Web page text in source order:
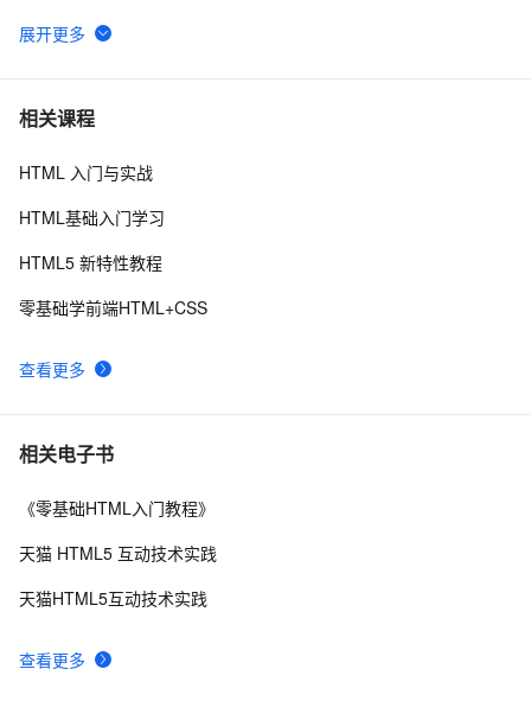
6
【01】完成新年倒计时页面-蛇年新年快乐倒计时领取礼
html5+div+CSS+JavaScript-优雅草卓伊凡-做一条关于新
年的代码分享给你们-为了C站的分拼一下子
7
8 C#服务器端获取客户端(html)控件值
式判断11位手机号码
10HTML DOM addEventListener() 方法示例
相关课程
查看更多
HTML 入门与实战
HTML基础入门学习
HTML5 新特性教程
零基础学前端HTML+CSS
相关电子书
查看更多
《零基础HTML入门教程》
天猫 HTML5 互动技术实践
天猫HTML5互动技术实践